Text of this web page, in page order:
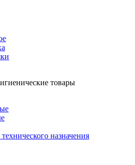
товары
назначения